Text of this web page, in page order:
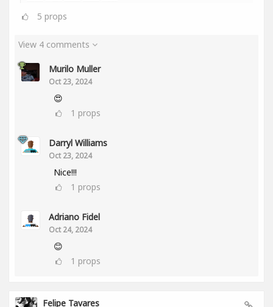
5 props
View 4 comments
Murilo Muller
Oct 23, 2024
😍
1 props
Darryl Williams
Oct 23, 2024
Nice!!!
1 props
Adriano Fidel
Oct 24, 2024
😊
1 props
Felipe Tavares